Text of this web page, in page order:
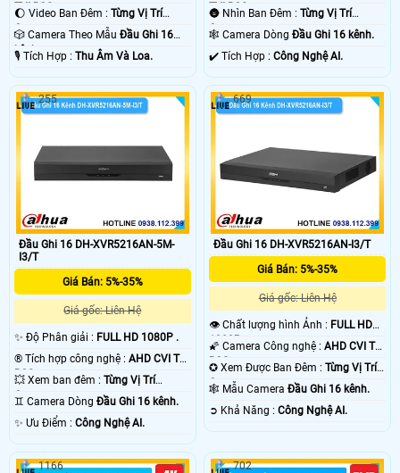
TVI BCS.
🌔 Video Ban Đêm : Từng Vị Trí
Camera .
🎲 Camera Theo Mẫu Đầu Ghi 16
kênh.
️🎙 Tích Hợp : Thu Âm Và Loa.
TVI BCS.
🌚 Nhìn Ban Đêm :Từng Vị Trí
Camera .
🕸️ Camera DòngĐầu Ghi 16 kênh.
️✔️ Tích Hợp :Công Nghệ AI.
Đầu Ghi 16 DH-XVR5216AN-5M-
I3/T
Giá Bán: 5%-35%
Giá gốc: Liên Hệ
✨ Độ Phân giải : FULL HD 1080P .
®️ Tích hợp công nghệ : AHD CVI TVI
BCS.
💥 Xem ban đêm : Từng Vị Trí
Camera .
♊ Camera Dòng Đầu Ghi 16 kênh.
️✨ Ưu Điểm : Công Nghệ AI.
255
Đầu Ghi 16 DH-XVR5216AN-I3/T
Giá Bán: 5%-35%
Giá gốc: Liên Hệ
👁 Chất lượng hình Ảnh : FULL HD
1080P .
🌠 Camera Công nghệ :AHD CVI TVI
BCS.
✪ Xem Được Ban Đêm :Từng Vị Trí
Camera .
🕸️ Mẫu CameraĐầu Ghi 16 kênh.
️➲ Khả Năng :Công Nghệ AI.
669
1166 702